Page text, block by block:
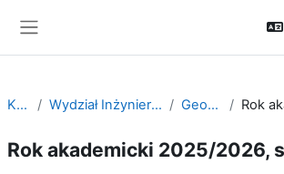
Kursy Wydział Inżynierii Technicznej Geomatyka
Rok akademicki 2025/2026,